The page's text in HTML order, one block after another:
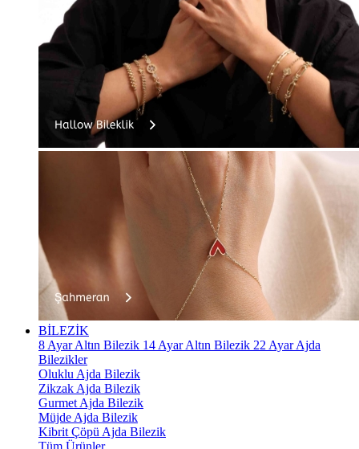
BİLEZİK
8 Ayar Altın Bilezik 14 Ayar Altın Bilezik 22 Ayar Ajda
Bilezikler
Oluklu Ajda Bilezik
Zikzak Ajda Bilezik
Gurmet Ajda Bilezik
Müjde Ajda Bilezik
Kibrit Çöpü Ajda Bilezik
Tüm Ürünler